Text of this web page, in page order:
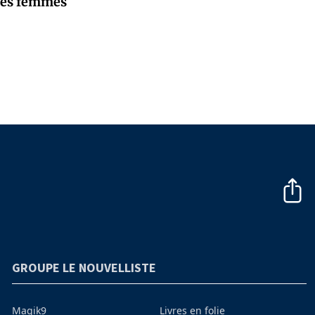
GROUPE LE NOUVELLISTE
Magik9 Livres en folie